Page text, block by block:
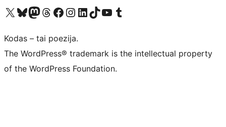
Visit our X (formerly Twitter) account
Apsilankykite mūsų Bluesky paskyroje
Visit our Mastodon account
Apsilankykite mūsų Threads paskyroje
Visit our Facebook page
Visit our Instagram account
Visit our LinkedIn account
Apsilankykite mūsų TikTok paskyroje
Visit our YouTube channel
Apsilankykite mūsų Tumblr paskyroje
Kodas – tai poezija.
The WordPress® trademark is the intellectual property
of the WordPress Foundation.